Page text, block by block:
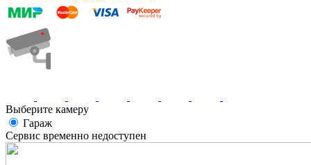
Выберите камеру
Гараж
Сервис временно недоступен